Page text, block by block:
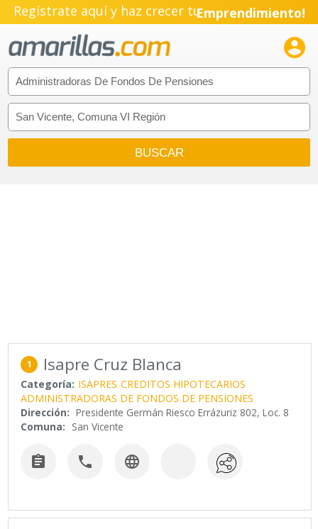
Regístrate aquí y haz crecer tuEmprendimiento!

1 Isapre Cruz Blanca
Categoría: ISAPRES CREDITOS HIPOTECARIOS
ADMINISTRADORAS DE FONDOS DE PENSIONES
Dirección: Presidente Germán Riesco Errázuriz 802, Loc. 8
Comuna: San Vicente
  